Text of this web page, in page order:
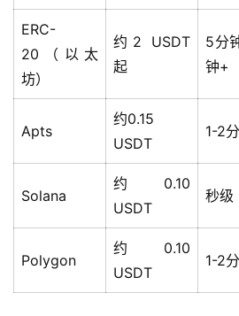
ERC-
20（以太
坊）
约2 USDT
起
5分
钟+
Apts
约0.15
USDT
1-2
Solana
约0.10
USDT
秒级
Polygon
约0.10
USDT
1-2